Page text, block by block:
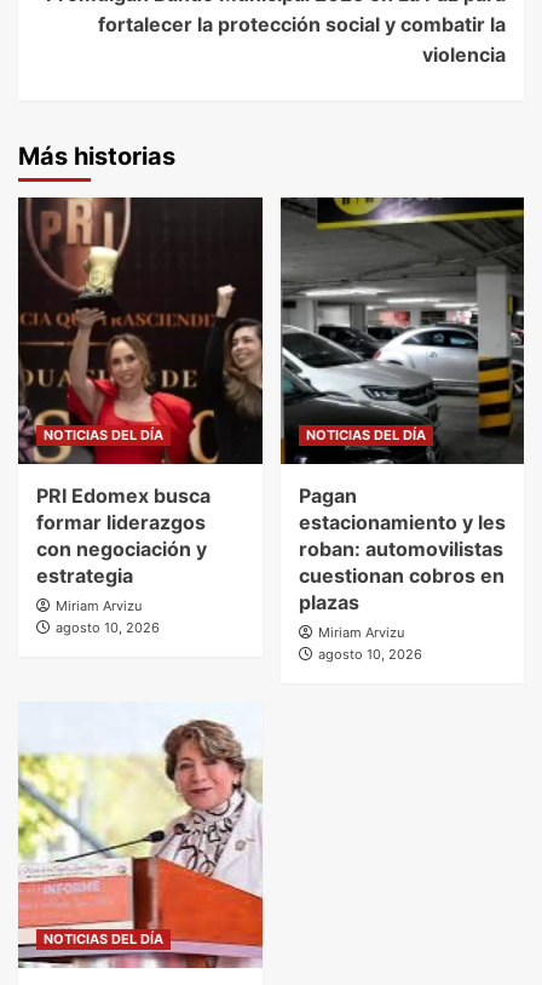
fortalecer la protección social y combatir la
violencia
Más historias
NOTICIAS DEL DÍA
PRI Edomex busca
formar liderazgos
con negociación y
estrategia
Miriam Arvizu
agosto 10, 2026
NOTICIAS DEL DÍA
Pagan
estacionamiento y les
roban: automovilistas
cuestionan cobros en
plazas
Miriam Arvizu
agosto 10, 2026
NOTICIAS DEL DÍA